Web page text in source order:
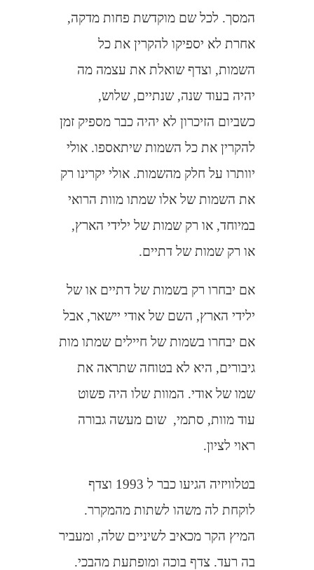
המסך. לכל שם מוקדשת פחות מדקה,
אחרת לא יספיקו להקרין את כל
השמות, וצדף שואלת את עצמה מה
יהיה בעוד שנה, שנתיים, שלוש,
כשביום הזיכרון לא יהיה כבר מספיק זמן
להקרין את כל השמות שיתאספו. אולי
יוותרו על חלק מהשמות. אולי יקרינו רק
את השמות של אלו שמתו מוות הרואי
במיוחד, או רק שמות של ילידי הארץ,
או רק שמות של דתיים.
אם יבחרו רק בשמות של דתיים או של
ילידי הארץ, השם של אודי יישאר, אבל
אם יבחרו בשמות של חיילים שמתו מות
גיבורים, היא לא בטוחה שתראה את
שמו של אודי. המוות שלו היה פשוט
עוד מוות, סתמי, שום מעשה גבורה
ראוי לציון.
בטלוויזיה הגיעו כבר ל 1993 וצדף
לוקחת לה משהו לשתות מהמקרר.
המיץ הקר מכאיב לשיניים שלה, ומעביר
בה רעד. צדף בוכה ומופתעת מהבכי.